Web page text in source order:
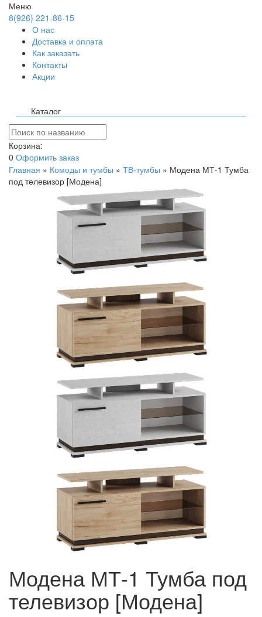
Меню
8(926) 221-86-15
О нас
Доставка и оплата
Как заказать
Контакты
Акции
Каталог
Корзина:
0 Оформить заказ
Главная » Комоды и тумбы » ТВ-тумбы » Модена МТ-1 Тумба
под телевизор [Модена]
Модена МТ-1 Тумба под
телевизор [Модена]